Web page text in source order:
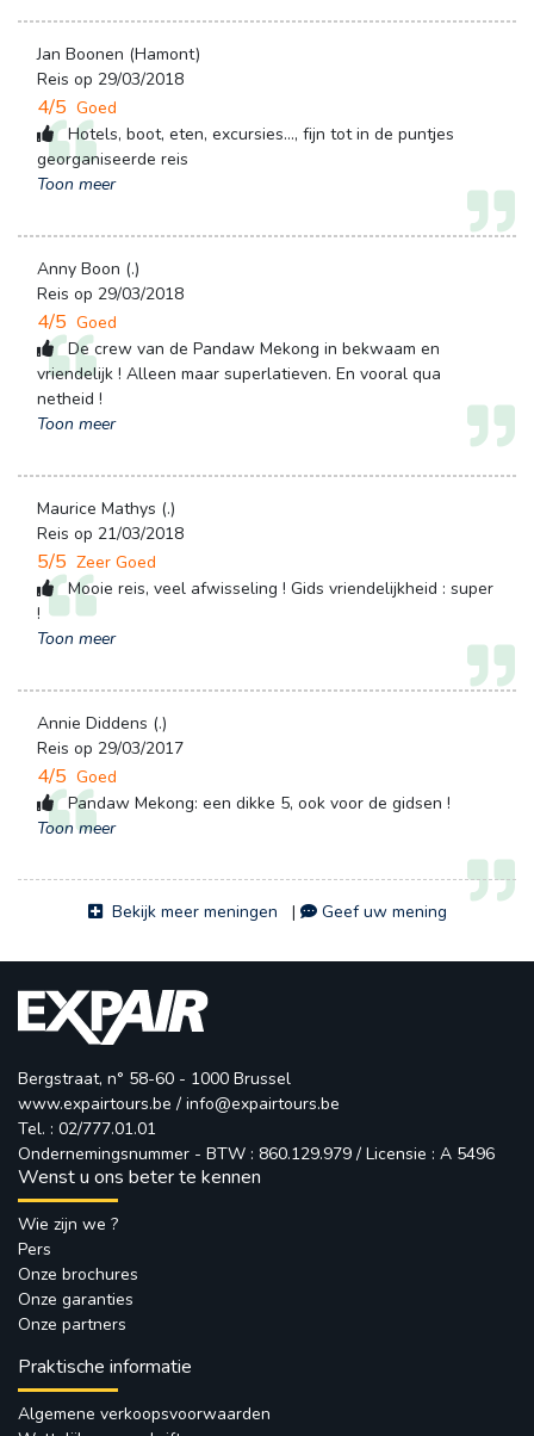
Jan Boonen (Hamont)
Reis op 29/03/2018
4/5 Goed
Hotels, boot, eten, excursies..., fijn tot in de puntjes
georganiseerde reis
Toon meer
Anny Boon (.)
Reis op 29/03/2018
4/5 Goed
De crew van de Pandaw Mekong in bekwaam en
vriendelijk ! Alleen maar superlatieven. En vooral qua
netheid !
Toon meer
Maurice Mathys (.)
Reis op 21/03/2018
5/5 Zeer Goed
Mooie reis, veel afwisseling ! Gids vriendelijkheid : super
!
Toon meer
Annie Diddens (.)
Reis op 29/03/2017
4/5 Goed
Pandaw Mekong: een dikke 5, ook voor de gidsen !
Toon meer
Bekijk meer meningen | Geef uw mening
Bergstraat, n° 58-60 - 1000 Brussel
www.expairtours.be / info@expairtours.be
Tel. : 02/777.01.01
Ondernemingsnummer - BTW : 860.129.979 / Licensie : A 5496
Wenst u ons beter te kennen
Wie zijn we ?
Pers
Onze brochures
Onze garanties
Onze partners
Praktische informatie
Algemene verkoopsvoorwaarden